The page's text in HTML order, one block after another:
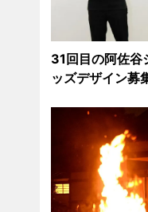
31回目の阿佐
ッズデザイン募